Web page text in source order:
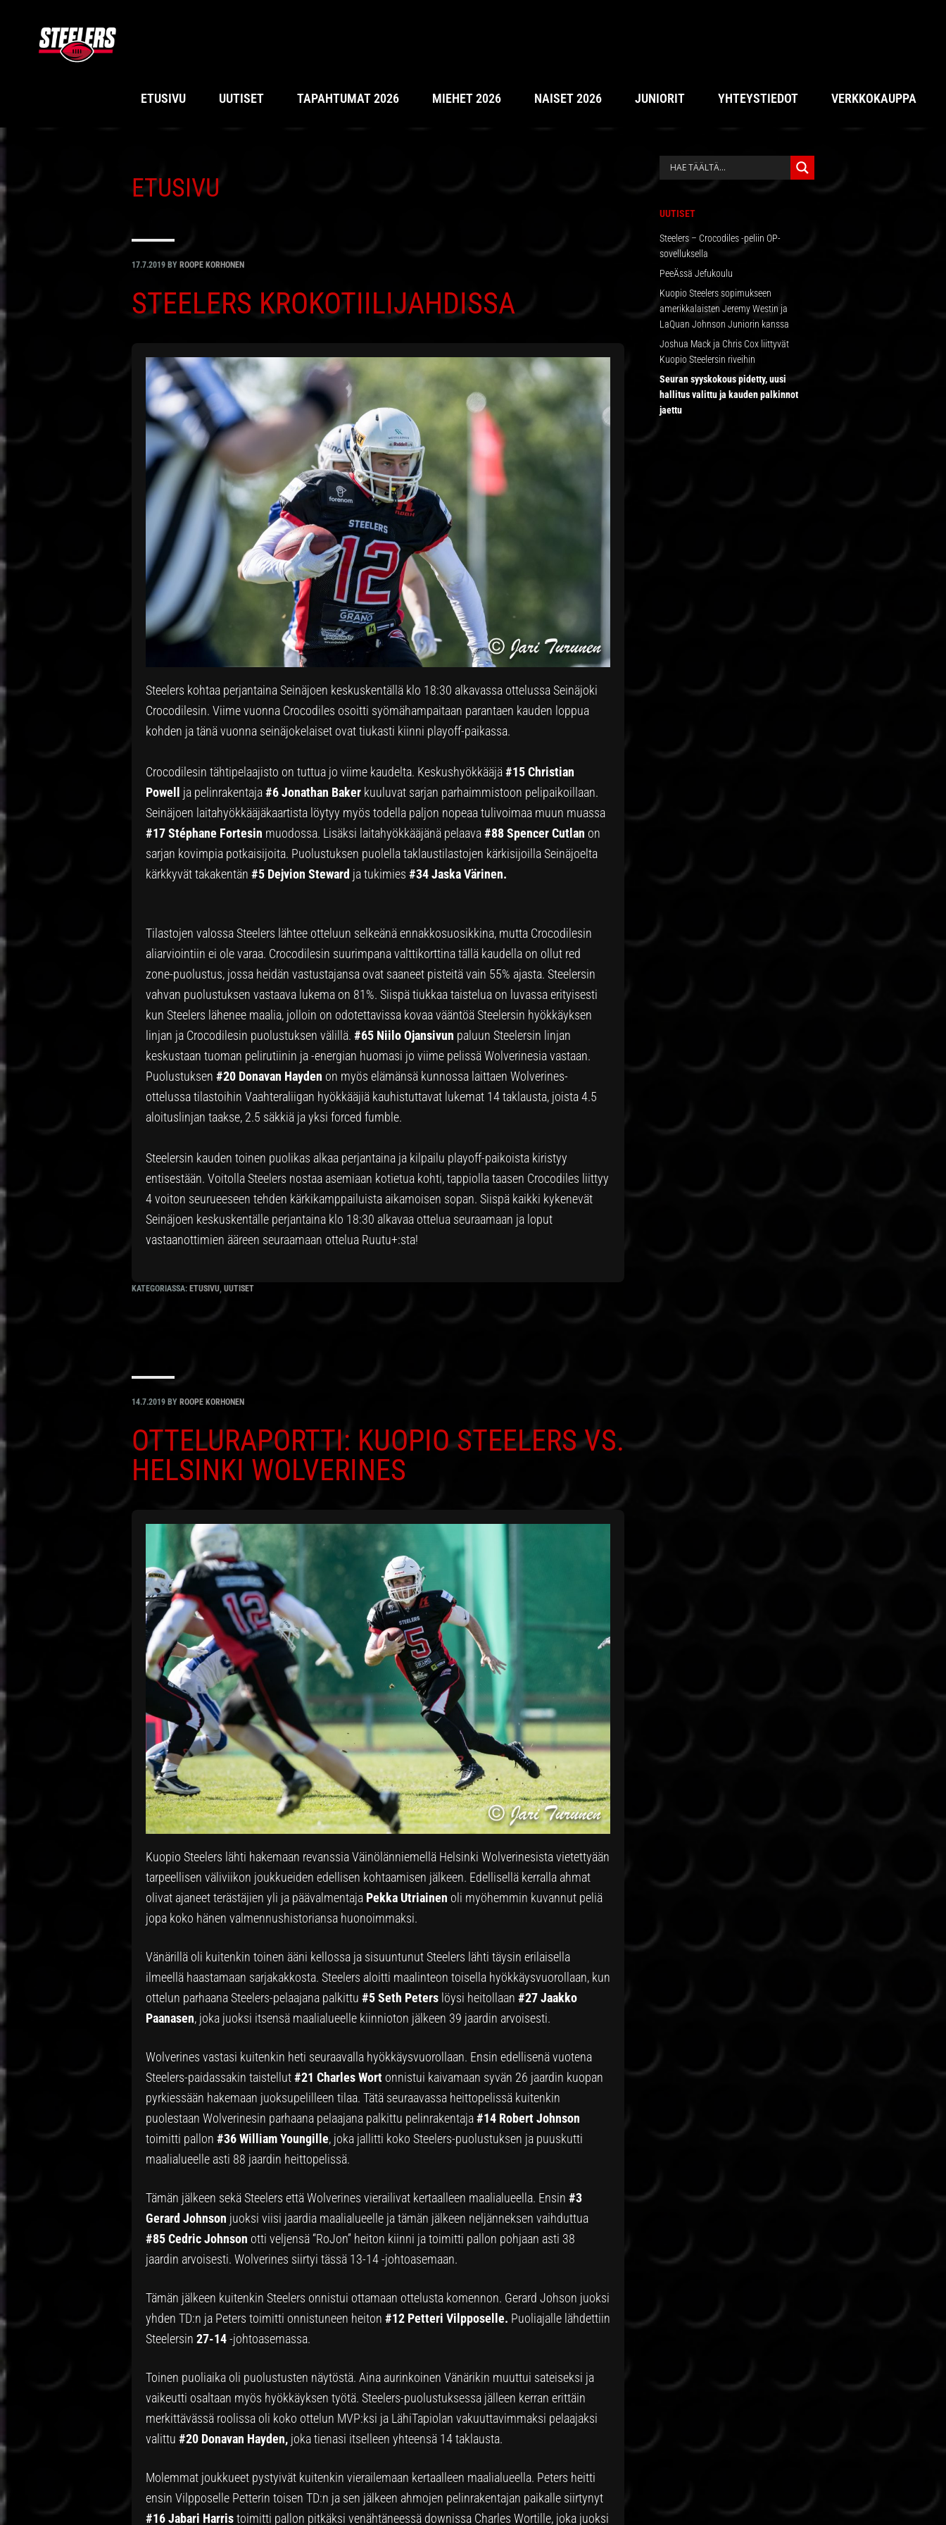
ensisijaiseen
valikkoon
pääsisältöön
ensisijaiseen
sivupalkkiin
alatunnisteeseen
ETUSIVU UUTISET TAPAHTUMAT 2026 MIEHET 2026 NAISET 2026 JUNIORIT YHTEYSTIEDOT VERKKOKAUPPA
ETUSIVU
17.7.2019 BY ROOPE KORHONEN
STEELERS KROKOTIILIJAHDISSA
Steelers kohtaa perjantaina Seinäjoen keskuskentällä klo 18:30 alkavassa ottelussa Seinäjoki
Crocodilesin. Viime vuonna Crocodiles osoitti syömähampaitaan parantaen kauden loppua
kohden ja tänä vuonna seinäjokelaiset ovat tiukasti kiinni playoff-paikassa.
Crocodilesin tähtipelaajisto on tuttua jo viime kaudelta. Keskushyökkääjä#15 Christian
Powell ja pelinrakentaja#6 Jonathan Baker kuuluvat sarjan parhaimmistoon pelipaikoillaan.
Seinäjoen laitahyökkääjäkaartista löytyy myös todella paljon nopeaa tulivoimaa muun muassa
#17 Stéphane Fortesin muodossa. Lisäksi laitahyökkääjänä pelaava#88 Spencer Cutlan on
sarjan kovimpia potkaisijoita. Puolustuksen puolella taklaustilastojen kärkisijoilla Seinäjoelta
kärkkyvät takakentän #5 Dejvion Steward ja tukimies #34 Jaska Värinen.
Tilastojen valossa Steelers lähtee otteluun selkeänä ennakkosuosikkina, mutta Crocodilesin
aliarviointiin ei ole varaa. Crocodilesin suurimpana valttikorttina tällä kaudella on ollut red
zone-puolustus, jossa heidän vastustajansa ovat saaneet pisteitä vain 55% ajasta. Steelersin
vahvan puolustuksen vastaava lukema on 81%. Siispä tiukkaa taistelua on luvassa erityisesti
kun Steelers lähenee maalia, jolloin on odotettavissa kovaa vääntöä Steelersin hyökkäyksen
linjan ja Crocodilesin puolustuksen välillä. #65 Niilo Ojansivun paluun Steelersin linjan
keskustaan tuoman pelirutiinin ja -energian huomasi jo viime pelissä Wolverinesia vastaan.
Puolustuksen #20 Donavan Hayden on myös elämänsä kunnossa laittaen Wolverines-
ottelussa tilastoihin Vaahteraliigan hyökkääjiä kauhistuttavat lukemat 14 taklausta, joista 4.5
aloituslinjan taakse, 2.5 säkkiä ja yksi forced fumble.
Steelersin kauden toinen puolikas alkaa perjantaina ja kilpailu playoff-paikoista kiristyy
entisestään. Voitolla Steelers nostaa asemiaan kotietua kohti, tappiolla taasen Crocodiles liittyy
4 voiton seurueeseen tehden kärkikamppailuista aikamoisen sopan. Siispä kaikki kykenevät
Seinäjoen keskuskentälle perjantaina klo 18:30 alkavaa ottelua seuraamaan ja loput
vastaanottimien ääreen seuraamaan ottelua Ruutu+:sta!
KATEGORIASSA: ETUSIVU, UUTISET
14.7.2019 BY ROOPE KORHONEN
OTTELURAPORTTI: KUOPIO STEELERS VS.
HELSINKI WOLVERINES
Kuopio Steelers lähti hakemaan revanssia Väinölänniemellä Helsinki Wolverinesista vietettyään
tarpeellisen väliviikon joukkueiden edellisen kohtaamisen jälkeen. Edellisellä kerralla ahmat
olivat ajaneet terästäjien yli ja päävalmentaja Pekka Utriainen oli myöhemmin kuvannut peliä
jopa koko hänen valmennushistoriansa huonoimmaksi.
Vänärillä oli kuitenkin toinen ääni kellossa ja sisuuntunut Steelers lähti täysin erilaisella
ilmeellä haastamaan sarjakakkosta. Steelers aloitti maalinteon toisella hyökkäysvuorollaan, kun
ottelun parhaana Steelers-pelaajana palkittu #5 Seth Peters löysi heitollaan #27 Jaakko
Paanasen, joka juoksi itsensä maalialueelle kiinnioton jälkeen 39 jaardin arvoisesti.
Wolverines vastasi kuitenkin heti seuraavalla hyökkäysvuorollaan. Ensin edellisenä vuotena
Steelers-paidassakin taistellut#21 CharlesWort onnistui kaivamaan syvän 26 jaardin kuopan
pyrkiessään hakemaan juoksupelilleen tilaa. Tätä seuraavassa heittopelissä kuitenkin
puolestaan Wolverinesin parhaana pelaajana palkittu pelinrakentaja#14 Robert Johnson
toimitti pallon #36 William Youngille, joka jallitti koko Steelers-puolustuksen ja puuskutti
maalialueelle asti 88 jaardin heittopelissä.
Tämän jälkeen sekä Steelers että Wolverines vierailivat kertaalleen maalialueella. Ensin #3
Gerard Johnson juoksi viisi jaardia maalialueelle ja tämän jälkeen neljänneksen vaihduttua
#85 Cedric Johnson otti veljensä “RoJon” heiton kiinni ja toimitti pallon pohjaan asti 38
jaardin arvoisesti. Wolverines siirtyi tässä 13-14 -johtoasemaan.
Tämän jälkeen kuitenkin Steelers onnistui ottamaan ottelusta komennon. Gerard Johson juoksi
yhden TD:n ja Peters toimitti onnistuneen heiton #12 Petteri Vilpposelle. Puoliajalle lähdettiin
Steelersin 27-14-johtoasemassa.
Toinen puoliaika oli puolustusten näytöstä. Aina aurinkoinen Vänärikin muuttui sateiseksi ja
vaikeutti osaltaan myös hyökkäyksen työtä. Steelers-puolustuksessa jälleen kerran erittäin
merkittävässä roolissa oli koko ottelun MVP:ksi ja LähiTapiolan vakuuttavimmaksi pelaajaksi
valittu #20 Donavan Hayden, joka tienasi itselleen yhteensä 14 taklausta.
Molemmat joukkueet pystyivät kuitenkin vierailemaan kertaalleen maalialueella. Peters heitti
ensin Vilpposelle Petterin toisen TD:n ja sen jälkeen ahmojen pelinrakentajan paikalle siirtynyt
#16 Jabari Harristoimitti pallon pitkäksi venähtäneessä downissa Charles Wortille, joka juoksi
ENSISIJAINEN
SIVUPALKKI
UUTISET
Steelers – Crocodiles -peliin OP-
sovelluksella
PeeÄssä Jefukoulu
Kuopio Steelers sopimukseen
amerikkalaisten Jeremy Westin ja
LaQuan Johnson Juniorin kanssa
Joshua Mack ja Chris Cox liittyvät
Kuopio Steelersin riveihin
Seuran syyskokous pidetty, uusi
hallitus valittu ja kauden palkinnot
jaettu